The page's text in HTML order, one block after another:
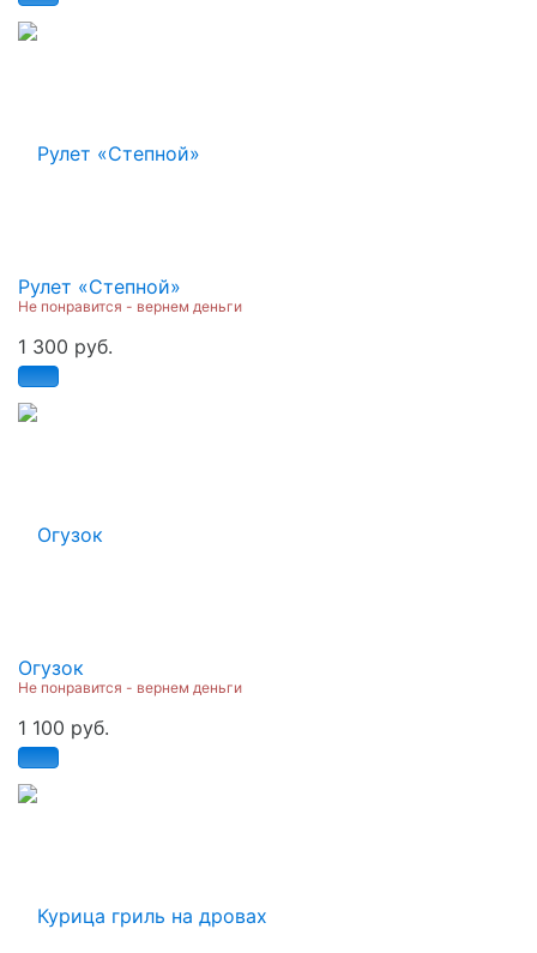
Рулет «Степной»
Не понравится - вернем деньги
1 300 руб.
Огузок
Не понравится - вернем деньги
1 100 руб.